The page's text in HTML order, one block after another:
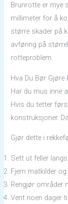
Brunrotte er mye
millimeter for å
større skader på
avføring på
rotteproblem.
Hva Du Bør Gjøre
Har du mus inne
Hvis du tetter
konstruksjoner.
Gjør dette i
Sett ut feller
Fjern matkilder
Rengjør områder
Vent noen dager